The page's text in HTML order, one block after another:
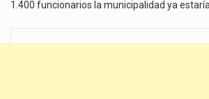
1.400 funcionarios la municipalidad ya